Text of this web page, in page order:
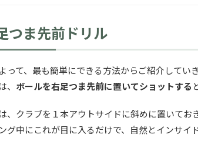
つま先前ドリル
って、最も簡単にできる方法からご紹介してい
、 ボールを右足つま先前に置いてショットする
、クラブを１本アウトサイドに斜めに置いてお
グ中にこれが目に入るだけで、自然とインサイ